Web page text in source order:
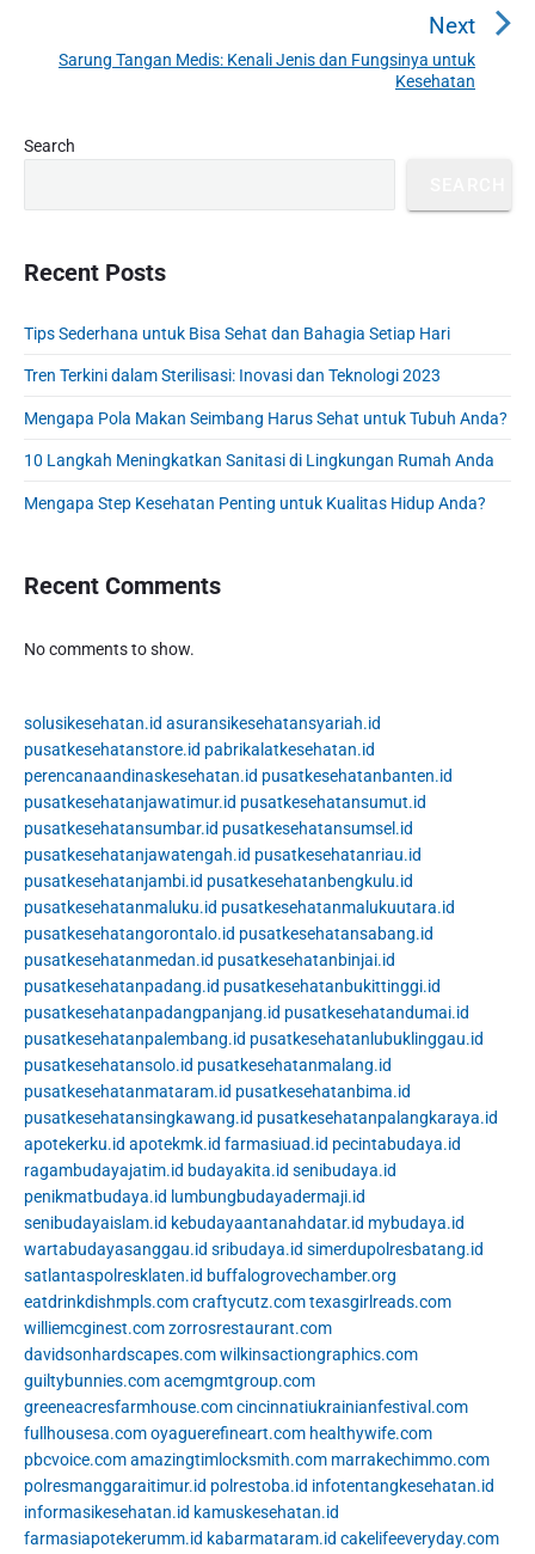
g
t
o
v
o
u
s
:
Next
N
e
o
Sarung Tangan Medis: Kenali Jenis dan Fungsinya untuk
Kesehatan
P
r
S
i
d
b
r
Search
Recent Posts
Tips Sederhana untuk Bisa Sehat dan Bahagia Setiap Hari
Tren Terkini dalam Sterilisasi: Inovasi dan Teknologi 2023
Mengapa Pola Makan Seimbang Harus Sehat untuk Tubuh Anda?
10 Langkah Meningkatkan Sanitasi di Lingkungan Rumah Anda
Mengapa Step Kesehatan Penting untuk Kualitas Hidup Anda?
Recent Comments
No comments to show.
solusikesehatan.id asuransikesehatansyariah.id
pusatkesehatanstore.id pabrikalatkesehatan.id
perencanaandinaskesehatan.id pusatkesehatanbanten.id
pusatkesehatanjawatimur.id pusatkesehatansumut.id
pusatkesehatansumbar.id pusatkesehatansumsel.id
pusatkesehatanjawatengah.id pusatkesehatanriau.id
pusatkesehatanjambi.id pusatkesehatanbengkulu.id
pusatkesehatanmaluku.id pusatkesehatanmalukuutara.id
pusatkesehatangorontalo.id pusatkesehatansabang.id
pusatkesehatanmedan.id pusatkesehatanbinjai.id
pusatkesehatanpadang.id pusatkesehatanbukittinggi.id
pusatkesehatanpadangpanjang.id pusatkesehatandumai.id
pusatkesehatanpalembang.id pusatkesehatanlubuklinggau.id
pusatkesehatansolo.id pusatkesehatanmalang.id
pusatkesehatanmataram.id pusatkesehatanbima.id
pusatkesehatansingkawang.id pusatkesehatanpalangkaraya.id
apotekerku.id apotekmk.id farmasiuad.id pecintabudaya.id
ragambudayajatim.id budayakita.id senibudaya.id
penikmatbudaya.id lumbungbudayadermaji.id
senibudayaislam.id kebudayaantanahdatar.id mybudaya.id
wartabudayasanggau.id sribudaya.id simerdupolresbatang.id
satlantaspolresklaten.id buffalogrovechamber.org
eatdrinkdishmpls.comcraftycutz.comtexasgirlreads.com
williemcginest.comzorrosrestaurant.com
davidsonhardscapes.comwilkinsactiongraphics.com
guiltybunnies.comacemgmtgroup.com
greeneacresfarmhouse.comcincinnatiukrainianfestival.com
fullhousesa.comoyaguerefineart.com healthywife.com
pbcvoice.comamazingtimlocksmith.com marrakechimmo.com
polresmanggaraitimur.id polrestoba.id infotentangkesehatan.id
informasikesehatan.id kamuskesehatan.id
farmasiapotekerumm.id kabarmataram.id cakelifeeveryday.com